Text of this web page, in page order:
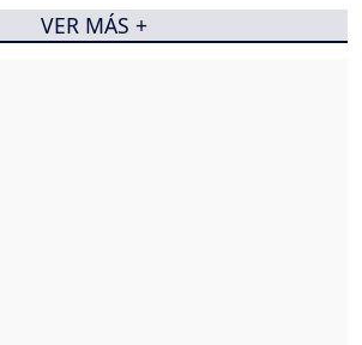
VER MÁS +